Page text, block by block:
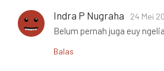
Indra P Nugraha 24 Mei
Belum pernah juga euy
Balas